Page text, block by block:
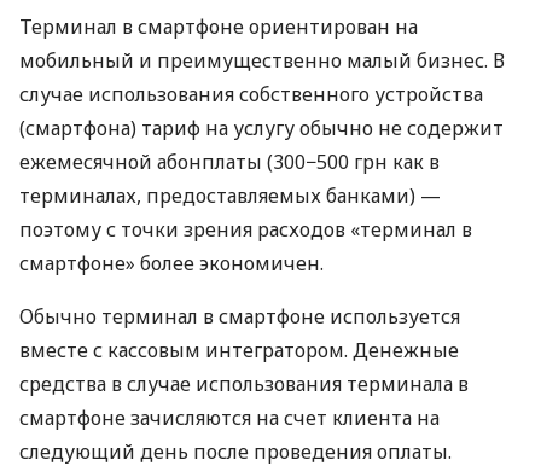
Терминал в смартфоне ориентирован на
мобильный и преимущественно малый бизнес. В
случае использования собственного устройства
(смартфона) тариф на услугу обычно не содержит
ежемесячной абонплаты (300−500 грн как в
терминалах, предоставляемых банками) —
поэтому с точки зрения расходов «терминал в
смартфоне» более экономичен.
Обычно терминал в смартфоне используется
вместе с кассовым интегратором. Денежные
средства в случае использования терминала в
смартфоне зачисляются на счет клиента на
следующий день после проведения оплаты.